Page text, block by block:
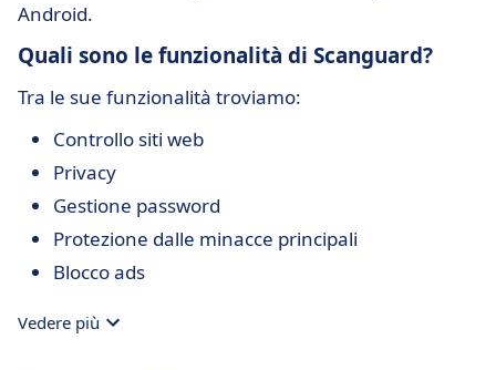
Android.
Quali sono le funzionalità di Scanguard?
Tra le sue funzionalità troviamo:
Controllo siti web
Privacy
Gestione password
Protezione dalle minacce principali
Blocco ads
Vedere più